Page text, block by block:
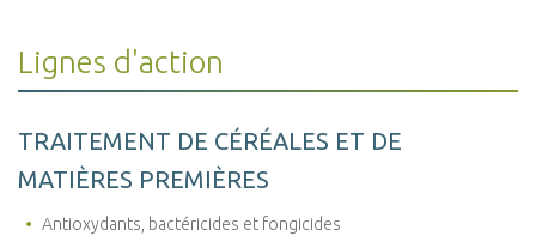
Lignes d'action
TRAITEMENT DE CÉRÉALES ET DE
MATIÈRES PREMIÈRES
Antioxydants, bactéricides et fongicides